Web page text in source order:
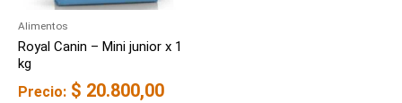
Alimentos
Royal Canin – Mini junior x 1
kg
Precio: $ 20.800,00